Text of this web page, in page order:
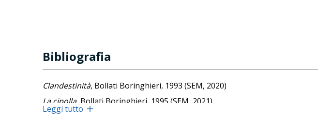
Bibliografia
Clandestinità, Bollati Boringhieri, 1993 (SEM, 2020)
La cipolla, Bollati Boringhieri, 1995 (SEM, 2021)
Leggi tutto